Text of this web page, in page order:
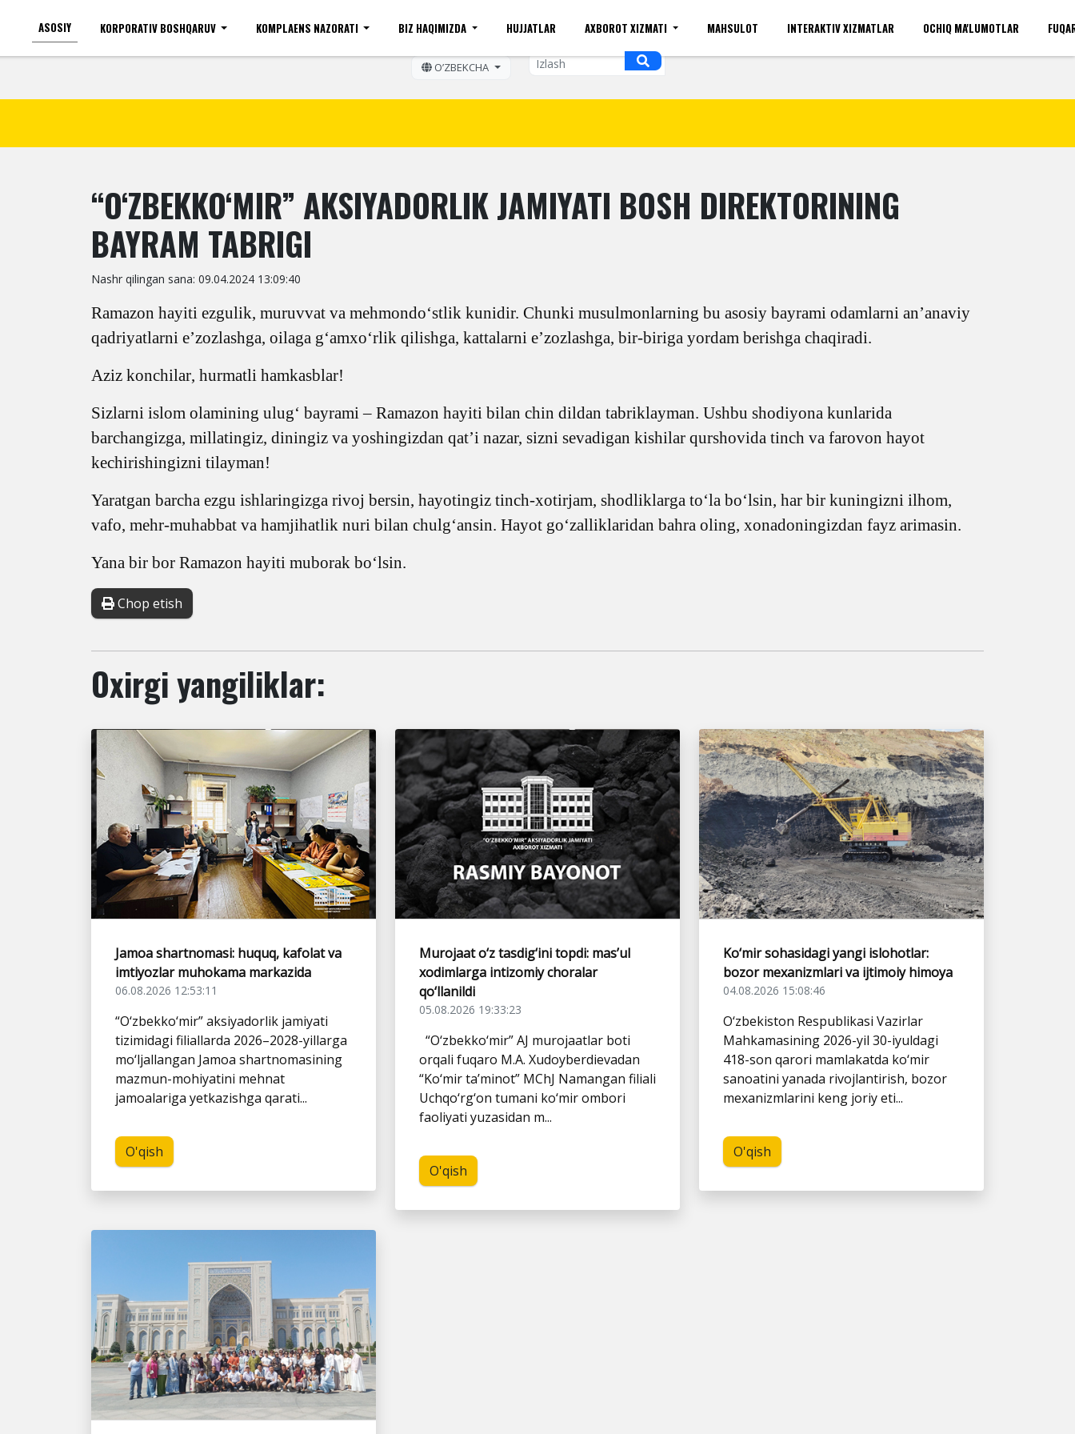
Ko'zi ojizlar uchun Shrift kattaligi Sayt xaritasi Mobil ko'rinishi Bo'sh ish o'rinlari(umumiy) Kirish
OʼZBEKCHA
ASOSIY KORPORATIV BOSHQARUV KOMPLAENS NAZORATI BIZ HAQIMIZDA HUJJATLAR AXBOROT XIZMATI MAHSULOT INTERAKTIV XIZMATLAR OCHIQ MA'LUMOTLAR
“O‘ZBEKKO‘MIR” AKSIYADORLIK JAMIYATI BOSH DIREKTORINING
BAYRAM TABRIGI
Nashr qilingan sana: 09.04.2024 13:09:40
Ramazon hayiti ezgulik, muruvvat va mehmondo‘stlik kunidir. Chunki musulmonlarning bu asosiy bayrami odamlarni an’anaviy
qadriyatlarni e’zozlashga, oilaga g‘amxo‘rlik qilishga, kattalarni e’zozlashga, bir-biriga yordam berishga chaqiradi.
Aziz konchilar, hurmatli hamkasblar!
Sizlarni islom olamining ulug‘ bayrami – Ramazon hayiti bilan chin dildan tabriklayman. Ushbu shodiyona kunlarida
barchangizga, millatingiz, diningiz va yoshingizdan qat’i nazar, sizni sevadigan kishilar qurshovida tinch va farovon hayot
kechirishingizni tilayman!
Yaratgan barcha ezgu ishlaringizga rivoj bersin, hayotingiz tinch-xotirjam, shodliklarga to‘la bo‘lsin, har bir kuningizni ilhom,
vafo, mehr-muhabbat va hamjihatlik nuri bilan chulg‘ansin. Hayot go‘zalliklaridan bahra oling, xonadoningizdan fayz arimasin.
Yana bir bor Ramazon hayiti muborak bo‘lsin.
Chop etish
Oxirgi yangiliklar:
Jamoa shartnomasi: huquq, kafolat va
imtiyozlar muhokama markazida
06.08.2026 12:53:11
“O‘zbekko‘mir” aksiyadorlik jamiyati
tizimidagi filiallarda 2026–2028-yillarga
mo‘ljallangan Jamoa shartnomasining
mazmun-mohiyatini mehnat
jamoalariga yetkazishga qarati...
O'qish
Murojaat o‘z tasdig‘ini topdi: mas’ul
xodimlarga intizomiy choralar
qo‘llanildi
05.08.2026 19:33:23
“O‘zbekko‘mir” AJ murojaatlar boti
orqali fuqaro M.A. Xudoyberdievadan
“Ko‘mir ta’minot” MChJ Namangan filiali
Uchqo‘rg‘on tumani ko‘mir ombori
faoliyati yuzasidan m...
O'qish
Ko‘mir sohasidagi yangi islohotlar:
bozor mexanizmlari va ijtimoiy himoya
04.08.2026 15:08:46
O‘zbekiston Respublikasi Vazirlar
Mahkamasining 2026-yil 30-iyuldagi
418-son qarori mamlakatda ko‘mir
sanoatini yanada rivojlantirish, bozor
mexanizmlarini keng joriy eti...
O'qish